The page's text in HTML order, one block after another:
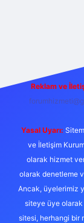
Reklam ve
Yasal Uyarı:
ve İletişim
olarak hizmet
olarak denetleme
Ancak, üyelerimiz
siteye üye olarak
sitesi, herhangi bir